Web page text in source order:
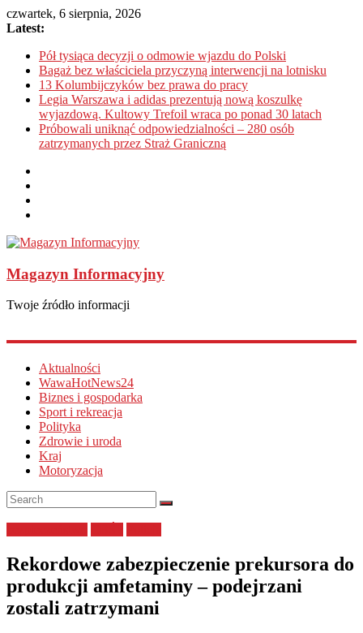
czwartek, 6 sierpnia, 2026
Latest:
Pół tysiąca decyzji o odmowie wjazdu do Polski
Bagaż bez właściciela przyczyną interwencji na lotnisku
13 Kolumbijczyków bez prawa do pracy
Legia Warszawa i adidas prezentują nową koszulkę
wyjazdową. Kultowy Trefoil wraca po ponad 30 latach
Próbowali uniknąć odpowiedzialności – 280 osób
zatrzymanych przez Straż Graniczną
Magazyn Informacyjny
Twoje źródło informacji
Aktualności
WawaHotNews24
Biznes i gospodarka
Sport i rekreacja
Polityka
Zdrowie i uroda
Kraj
Motoryzacja
Rekordowe zabezpieczenie prekursora do
produkcji amfetaminy – podejrzani
zostali zatrzymani